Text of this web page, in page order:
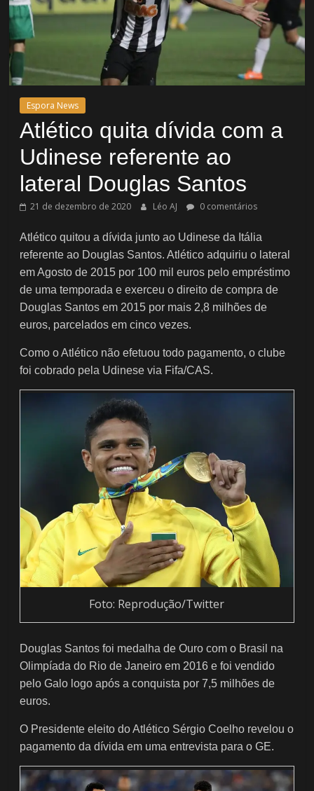
Espora News
Atlético quita dívida com a
Udinese referente ao
lateral Douglas Santos
21 de dezembro de 2020 Léo AJ 0 comentários
Atlético quitou a dívida junto ao Udinese da Itália
referente ao Douglas Santos. Atlético adquiriu o lateral
em Agosto de 2015 por 100 mil euros pelo empréstimo
de uma temporada e exerceu o direito de compra de
Douglas Santos em 2015 por mais 2,8 milhões de
euros, parcelados em cinco vezes.
Como o Atlético não efetuou todo pagamento, o clube
foi cobrado pela Udinese via Fifa/CAS.
Foto: Reprodução/Twitter
Douglas Santos foi medalha de Ouro com o Brasil na
Olimpíada do Rio de Janeiro em 2016 e foi vendido
pelo Galo logo após a conquista por 7,5 milhões de
euros.
O Presidente eleito do Atlético Sérgio Coelho revelou o
pagamento da dívida em uma entrevista para o GE.